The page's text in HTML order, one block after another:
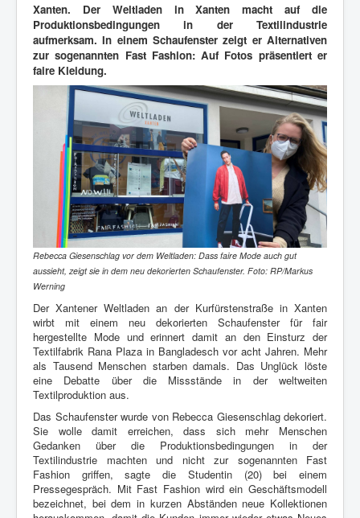
Xanten. Der Weltladen in Xanten macht auf die
Produktionsbedingungen in der Textilindustrie
aufmerksam.In einem Schaufenster zeigt er Alternativen
zur sogenannten Fast Fashion: Auf Fotos präsentiert er
faire Kleidung.
Rebecca Giesenschlag vor dem Weltladen: Dass faire Mode auch gut
aussieht, zeigt sie in dem neu dekorierten Schaufenster. Foto: RP/Markus
Werning
Der Xantener Weltladen an der Kurfürstenstraße in Xanten
wirbt mit einem neu dekorierten Schaufenster für fair
hergestellte Mode und erinnert damit an den Einsturz der
Textilfabrik Rana Plaza in Bangladesch vor acht Jahren. Mehr
als Tausend Menschen starben damals. Das Unglück löste
eine Debatte über die Missstände in der weltweiten
Textilproduktion aus.
Das Schaufenster wurde von Rebecca Giesenschlag dekoriert.
Sie wolle damit erreichen, dass sich mehr Menschen
Gedanken über die Produktionsbedingungen in der
Textilindustrie machten und nicht zur sogenannten Fast
Fashion griffen, sagte die Studentin (20) bei einem
Pressegespräch. Mit Fast Fashion wird ein Geschäftsmodell
bezeichnet, bei dem in kurzen Abständen neue Kollektionen